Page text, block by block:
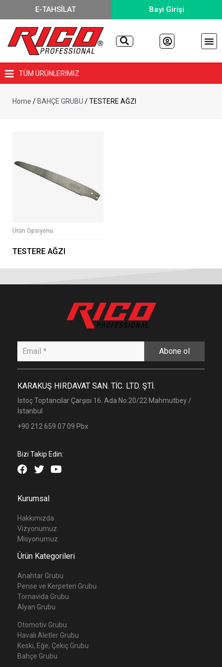
E-TAHSİLAT Bayi Girişi
TÜM ÜRÜNLERİMİZ
Home / BAHÇE GRUBU / TESTERE AĞZI
Ürün Opsiyonu
TESTERE AĞZI
Abone ol
KARAKUŞ HIRDAVAT SAN. TİC. LTD. ŞTİ.
İstoç Toptancılar Çarşısı 16. Ada No:20/22 Mahmutbey /
İstanbul
+90 212 659 07 09 Pbx
Bizi Takip Edin:
Kurumsal
Hakkımızda
Vizyonumuz
Misyonumuz
Ürün Kategorileri
Anahtar Grubu
Pense ve Kerpeten Grubu
Tornavida Grubu
Alyan Grubu
Otomotiv Grubu
Havalı Aletler Grubu
Keski, Eğe, Çekiç Grubu
Bahçe Grubu